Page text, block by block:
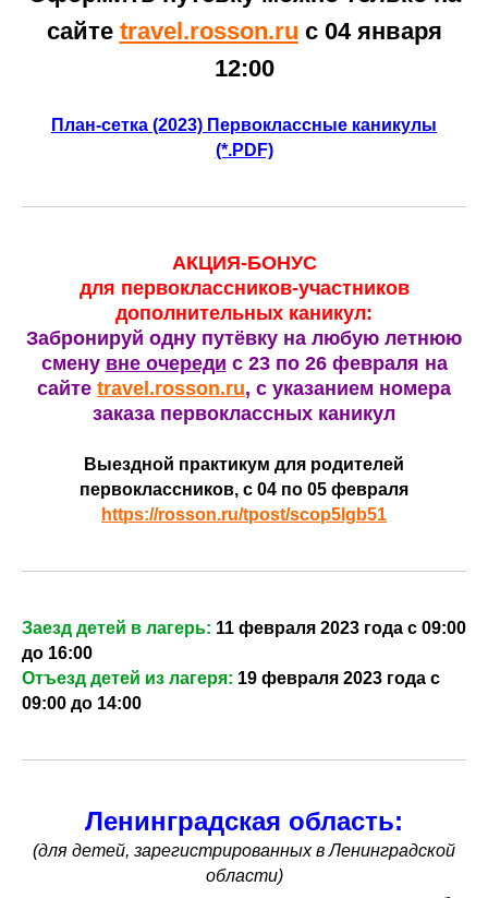
сайте travel.rosson.ru с 04 января
12:00
План-сетка (2023) Первоклассные каникулы
(*.PDF)
АКЦИЯ-БОНУС
для первоклассников-участников
дополнительных каникул:
Забронируй одну путёвку на любую летнюю
смену вне очереди с 23 по 26 февраля на
сайте travel.rosson.ru, с указанием номера
заказа первоклассных каникул
Выездной практикум для родителей
первоклассников, с 04 по 05 февраля
https://rosson.ru/tpost/scop5lgb51
Заезд детей в лагерь: 11 февраля 2023 года с 09:00
до 16:00
Отъезд детей из лагеря: 19 февраля 2023 года с
09:00 до 14:00
Ленинградская область:
(для детей, зарегистрированных в Ленинградской
области)